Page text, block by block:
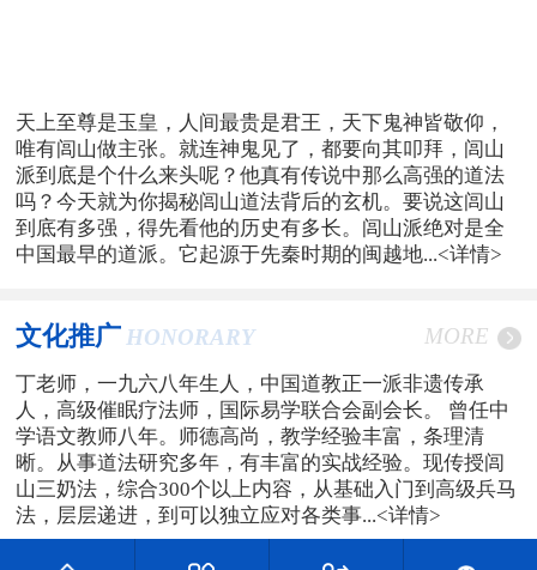
天上至尊是玉皇，人间最贵是君王，天下鬼神皆敬仰，
唯有闾山做主张。就连神鬼见了，都要向其叩拜，闾山
派到底是个什么来头呢？他真有传说中那么高强的道法
吗？今天就为你揭秘闾山道法背后的玄机。要说这闾山
到底有多强，得先看他的历史有多长。闾山派绝对是全
中国最早的道派。它起源于先秦时期的闽越地...<详情>
文化推广 HONORARY MORE
丁老师，一九六八年生人，中国道教正一派非遗传承
人，高级催眠疗法师，国际易学联合会副会长。 曾任中
学语文教师八年。师德高尚，教学经验丰富，条理清
晰。从事道法研究多年，有丰富的实战经验。现传授闾
山三奶法，综合300个以上内容，从基础入门到高级兵马
法，层层递进，到可以独立应对各类事...<详情>